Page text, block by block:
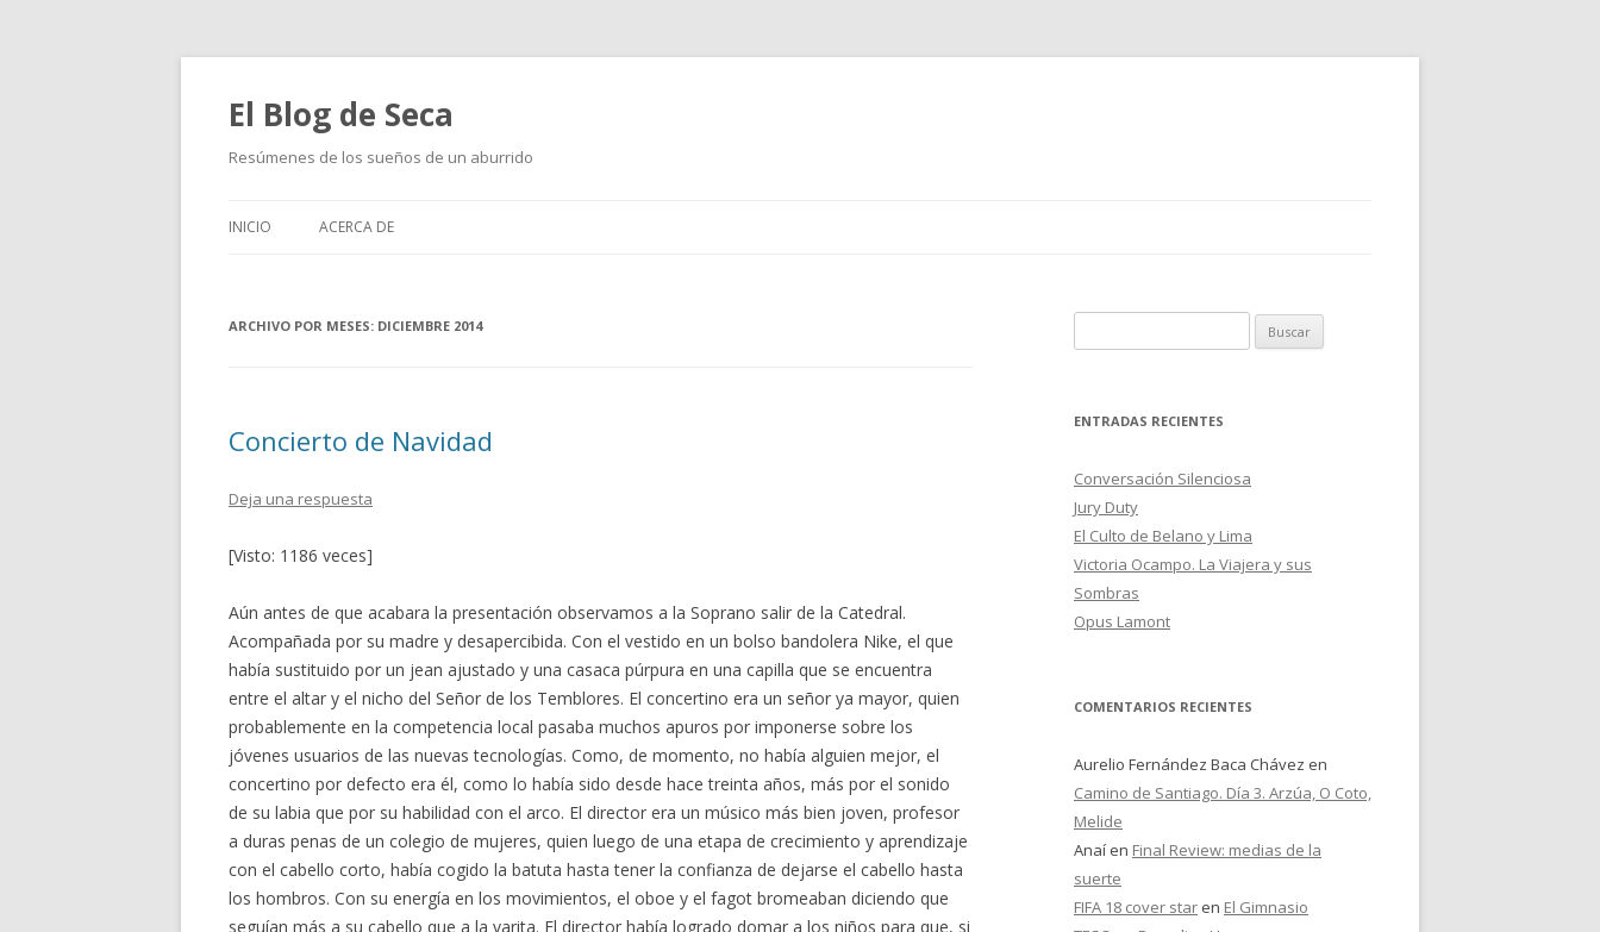
El Blog de Seca
Resúmenes de los sueños de un aburrido
INICIO ACERCA DE
ARCHIVO POR MESES: DICIEMBRE 2014
Concierto de Navidad
Deja una respuesta
[Visto: 1186 veces]
Aún antes de que acabara la presentación observamos a la Soprano salir de la Catedral.
Acompañada por su madre y desapercibida. Con el vestido en un bolso bandolera Nike, el que
había sustituido por un jean ajustado y una casaca púrpura en una capilla que se encuentra
entre el altar y el nicho del Señor de los Temblores. El concertino era un señor ya mayor, quien
probablemente en la competencia local pasaba muchos apuros por imponerse sobre los
jóvenes usuarios de las nuevas tecnologías. Como, de momento, no había alguien mejor, el
concertino por defecto era él, como lo había sido desde hace treinta años, más por el sonido
de su labia que por su habilidad con el arco. El director era un músico más bien joven, profesor
a duras penas de un colegio de mujeres, quien luego de una etapa de crecimiento y aprendizaje
con el cabello corto, había cogido la batuta hasta tener la confianza de dejarse el cabello hasta
los hombros. Con su energía en los movimientos, el oboe y el fagot bromeaban diciendo que
seguían más a su cabello que a la varita. El director había logrado domar a los niños para que, si
u
c
r
:
ENTRADAS RECIENTES
Conversación Silenciosa
Jury Duty
El Culto de Belano y Lima
Victoria Ocampo. La Viajera y sus
Sombras
Opus Lamont
COMENTARIOS RECIENTES
Aurelio Fernández Baca Chávez en
Camino de Santiago. Día 3. Arzúa, O Coto,
Melide
Anaí en Final Review: medias de la
suerte
FIFA 18 cover star en El Gimnasio